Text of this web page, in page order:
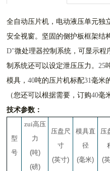
全自动压片机，电动液压单元独
安全视窗。坚固的侧护板框架结
D"微处理器控制系统，可显示程
制系统还可以设定泄压压力。 25
模具，40吨的压片机标配31毫米
（您还可以根据需要，订购40毫
技术参数：
型
号
zui高压
力
(吨)
(磅)
压盘尺
寸
(英寸)
模具直
径
(毫米)
压
(